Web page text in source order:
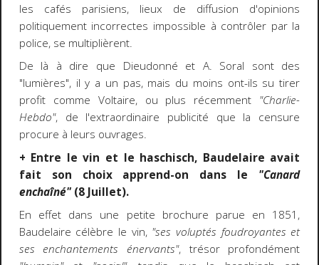
les cafés parisiens, lieux de diffusion d'opinions
politiquement incorrectes impossible à contrôler par la
police, se multiplièrent.
De là à dire que Dieudonné et A. Soral sont des
"lumières", il y a un pas, mais du moins ont-ils su tirer
profit comme Voltaire, ou plus récemment "Charlie-
Hebdo", de l'extraordinaire publicité que la censure
procure à leurs ouvrages.
+ Entre le vin et le haschisch, Baudelaire avait
fait son choix apprend-on dans le "Canard
enchaîné"(8 Juillet).
En effet dans une petite brochure parue en 1851,
Baudelaire célèbre le vin, "ses voluptés foudroyantes et
ses enchantements énervants", trésor profondément